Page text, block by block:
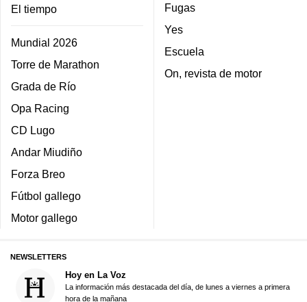
El tiempo
Mundial 2026
Torre de Marathon
Grada de Río
Opa Racing
CD Lugo
Andar Miudiño
Forza Breo
Fútbol gallego
Motor gallego
Fugas
Yes
Escuela
On, revista de motor
NEWSLETTERS
Hoy en La Voz
La información más destacada del día, de lunes a viernes a primera
hora de la mañana